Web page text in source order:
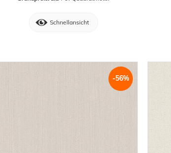
Schnellansicht
-56%